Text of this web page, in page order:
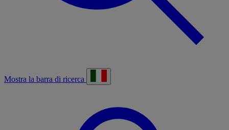
Mostra la barra di ricerca